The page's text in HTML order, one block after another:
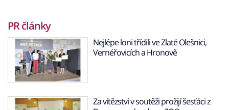
PR články
Nejlépe loni třídili ve Zlaté Olešnici,
Vernéřovicích a Hronově
Za vítězství v soutěži prožijí šesťáci z